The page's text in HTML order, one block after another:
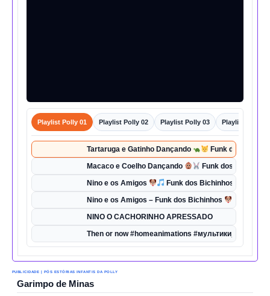
Playlist Polly 01 Playlist Polly 02 Playlist Polly 03 Playlist Polly
Tartaruga e Gatinho Dançando Funk dos
Macaco e Coelho Dançando Funk dos
Nino e os Amigos Funk dos Bichinhos | Dança
Nino e os Amigos – Funk dos Bichinhos
NINO O CACHORINHO APRESSADO
Then or now #homeanimations
PUBLICIDADE | PÓS ESTÓRIAS INFANTIS DA POLLY
Garimpo de Minas